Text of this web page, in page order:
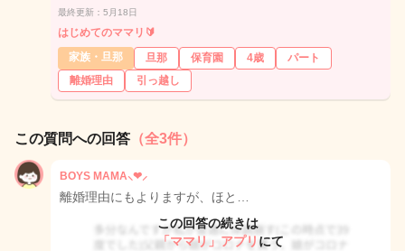
最終更新：5月18日
はじめてのママリ🔰
家族・旦那
旦那 保育園 4歳
パート
離婚理由
引っ越し
この質問への回答 （全3件）
BOYS MAMA⸜❤︎⸝‍
離婚理由にもよりますが、ほと…
この回答の続きは
「ママリ」アプリ にて